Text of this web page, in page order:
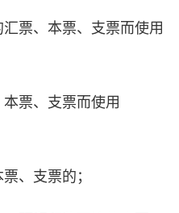
汇票、本票、支票而使用
本票、支票而使用
本票、支票的；